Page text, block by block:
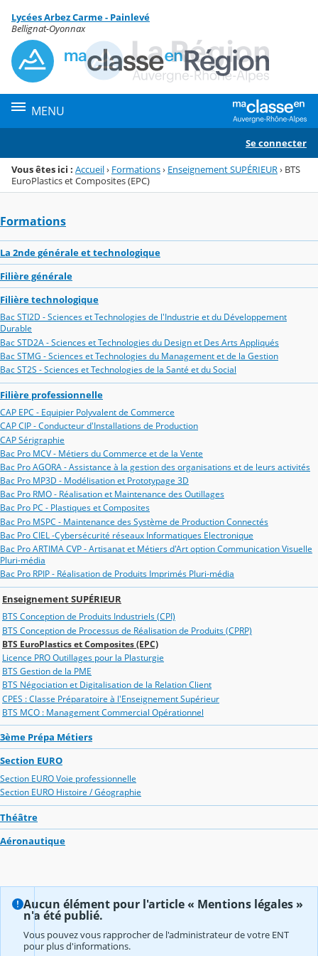
Menu de la rubrique
Contenu
Lycées Arbez Carme - Painlevé
Bellignat-Oyonnax
MENU
Se connecter
Vous êtes ici : Accueil› Formations› Enseignement SUPÉRIEUR› BTS
EuroPlastics et Composites (EPC)
Formations
La 2nde générale et technologique
Filière générale
Filière technologique
Bac STI2D - Sciences et Technologies de l'Industrie et du Développement
Durable
Bac STD2A - Sciences et Technologies du Design et Des Arts Appliqués
Bac STMG - Sciences et Technologies du Management et de la Gestion
Bac ST2S - Sciences et Technologies de la Santé et du Social
Filière professionnelle
CAP EPC - Equipier Polyvalent de Commerce
CAP CIP - Conducteur d'Installations de Production
CAP Sérigraphie
Bac Pro MCV - Métiers du Commerce et de la Vente
Bac Pro AGORA - Assistance à la gestion des organisations et de leurs activités
Bac Pro MP3D - Modélisation et Prototypage 3D
Bac Pro RMO - Réalisation et Maintenance des Outillages
Bac Pro PC - Plastiques et Composites
Bac Pro MSPC - Maintenance des Système de Production Connectés
Bac Pro CIEL -Cybersécurité réseaux Informatiques Electronique
Bac Pro ARTIMA CVP - Artisanat et Métiers d'Art option Communication Visuelle
Pluri-média
Bac Pro RPIP - Réalisation de Produits Imprimés Pluri-média
Enseignement SUPÉRIEUR
BTS Conception de Produits Industriels (CPI)
BTS Conception de Processus de Réalisation de Produits (CPRP)
BTS EuroPlastics et Composites (EPC)
Licence PRO Outillages pour la Plasturgie
BTS Gestion de la PME
BTS Négociation et Digitalisation de la Relation Client
CPES : Classe Préparatoire à l'Enseignement Supérieur
BTS MCO : Management Commercial Opérationnel
3ème Prépa Métiers
Section EURO
Section EURO Voie professionnelle
Section EURO Histoire / Géographie
Théâtre
Aéronautique
Aucun élément pour l'article « Mentions légales »
n'a été publié.
Vous pouvez vous rapprocher de l'administrateur de votre ENT
pour plus d'informations.